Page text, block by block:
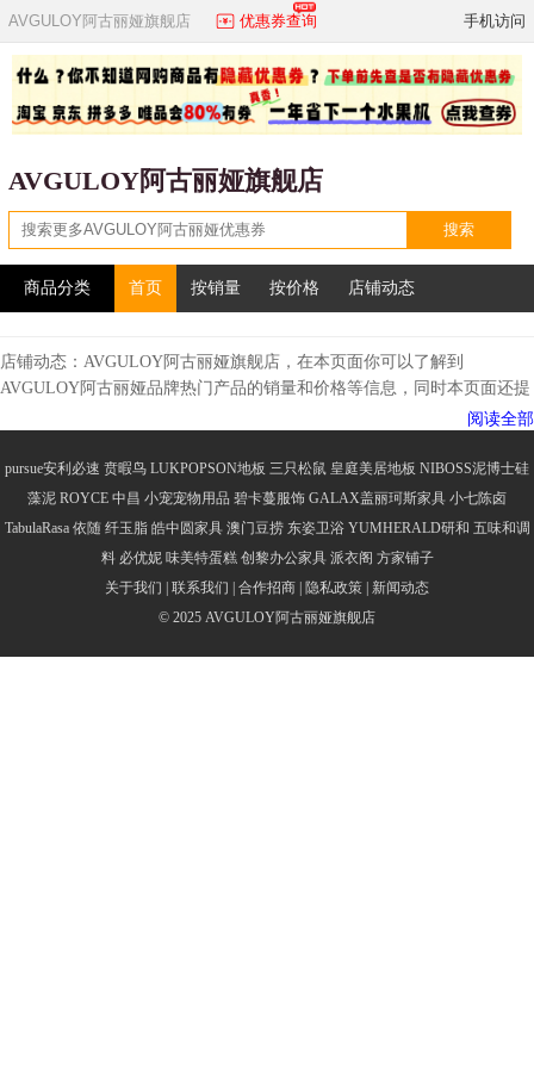
AVGULOY阿古丽娅旗舰店 优惠券查询 手机访问
AVGULOY阿古丽娅旗舰店
搜索
商品分类 首页 按销量 按价格 店铺动态
店铺动态：AVGULOY阿古丽娅旗舰店，在本页面你可以了解到
AVGULOY阿古丽娅品牌热门产品的销量和价格等信息，同时本页面还提
供了AVGULOY阿古丽娅相关热门产品的优惠券，如果你想购买本产品，
AVGULOY阿古丽娅品牌介绍
AVGULOY阿古丽娅品牌建立于2012年，该品牌所在位置位于广州市，
AVGULOY阿古丽娅品牌也是广州市麦真贸易有限公司旗下所运营品牌之
品牌以护肤品为主要产品线。
阿古丽娅，执着美丽，驾驭时光。从进入中国市场以来，阿古丽娅便成立
阅读全部
pursue安利必速 贲暇鸟 LUKPOPSON地板 三只松鼠 皇庭美居地板 NIBOSS泥博士硅
藻泥 ROYCE 中昌 小宠宠物用品 碧卡蔓服饰 GALAX盖丽珂斯家具 小七陈卤
TabulaRasa 依随 纤玉脂 皓中圆家具 澳门豆捞 东姿卫浴 YUMHERALD研和 五味和调
料 必优妮 味美特蛋糕 创黎办公家具 派衣阁 方家铺子
关于我们 | 联系我们 | 合作招商 | 隐私政策 | 新闻动态
© 2025 AVGULOY阿古丽娅旗舰店